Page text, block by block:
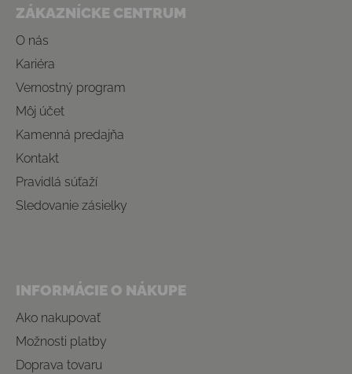
ZÁKAZNÍCKE CENTRUM
O nás
Kariéra
Vernostný program
Môj účet
Kamenná predajňa
Kontakt
Pravidlá súťaží
Sledovanie zásielky
INFORMÁCIE O NÁKUPE
Ako nakupovať
Možnosti platby
Doprava tovaru